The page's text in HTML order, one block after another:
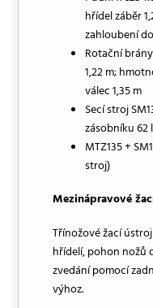
hřídel záběr
zahloubení
Rotační
1,22 m;
válec 1,35 m
Secí stroj
zásobníku 62
MTZ135 +
stroj)
Mezinápravové
Třínožové žací
hřídelí, pohon nožů
zvedání pomocí
výhoz.